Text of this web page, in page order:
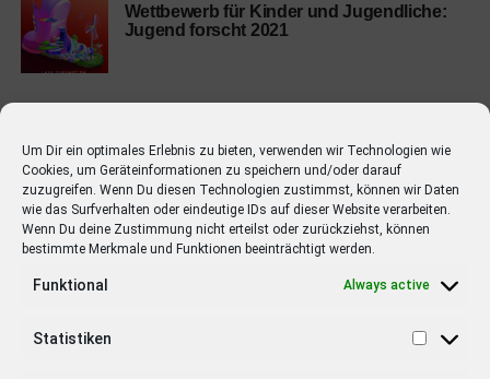
Um Dir ein optimales Erlebnis zu bieten, verwenden wir Technologien wie
Cookies, um Geräteinformationen zu speichern und/oder darauf
zuzugreifen. Wenn Du diesen Technologien zustimmst, können wir Daten
wie das Surfverhalten oder eindeutige IDs auf dieser Website verarbeiten.
Wenn Du deine Zustimmung nicht erteilst oder zurückziehst, können
bestimmte Merkmale und Funktionen beeinträchtigt werden.
Funktional Always active
Statistiken
Wettbewerb für Kinder und Jugendliche:
Jugend forscht 2021
EMPFOHLEN
STARS 4 years ago
Barbara Schöneberger Moderatorin
von “Verstehen Sie Spaß?”